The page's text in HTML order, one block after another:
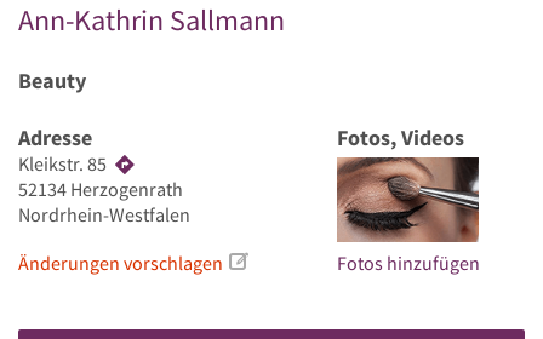
Ann-Kathrin Sallmann
Beauty
Adresse
Kleikstr. 85
52134 Herzogenrath
Nordrhein-Westfalen
Änderungen vorschlagen
Fotos, Videos
Fotos hinzufügen